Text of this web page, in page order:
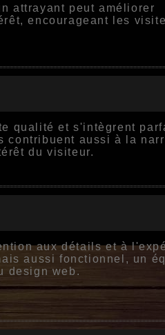
attrayant peut améliorer
encourageant les
qualité et s'intègrent
contribuent aussi à la
du visiteur.
aux détails et à
aussi fonctionnel, un
design web.